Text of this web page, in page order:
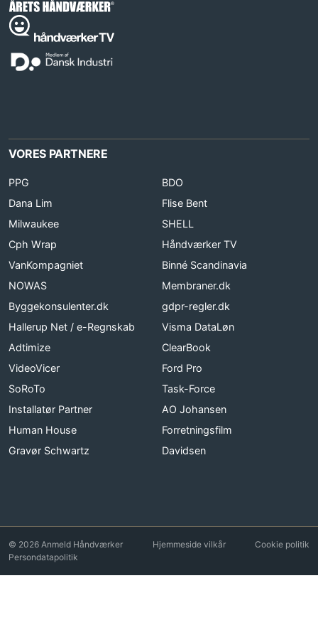
VORES PARTNERE
PPG
BDO
Dana Lim
Flise Bent
Milwaukee
SHELL
Cph Wrap
Håndværker TV
VanKompagniet
Binné Scandinavia
NOWAS
Membraner.dk
Byggekonsulenter.dk
gdpr-regler.dk
Hallerup Net / e-Regnskab
Visma DataLøn
Adtimize
ClearBook
VideoVicer
Ford Pro
SoRoTo
Task-Force
Installatør Partner
AO Johansen
Human House
Forretningsfilm
Gravør Schwartz
Davidsen
© 2026 Anmeld Håndværker Hjemmeside vilkår
Cookie politik
Persondatapolitik